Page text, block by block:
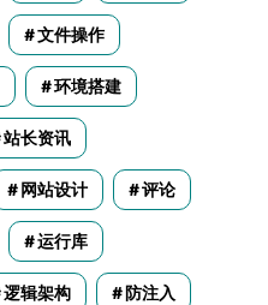
文件操作
环境搭建
站长资讯
网站设计 评论
运行库
逻辑架构 防注入